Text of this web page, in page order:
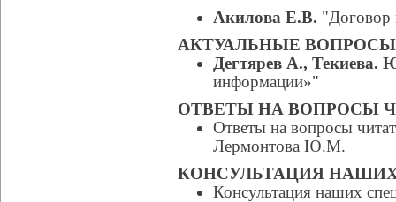
Акилова Е.В. "Договор
АКТУАЛЬНЫЕ
Дегтярев А., Текиева.
информации»"
ОТВЕТЫ НА ВОПРОСЫ
Ответы на вопросы
Лермонтова Ю.М.
КОНСУЛЬТАЦИЯ
Консультация наших